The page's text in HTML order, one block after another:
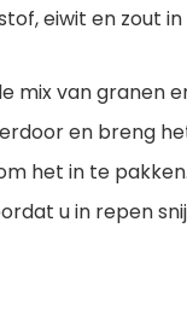
eiwit en zout
mix van granen
en breng
het in te pakken.
u in repen